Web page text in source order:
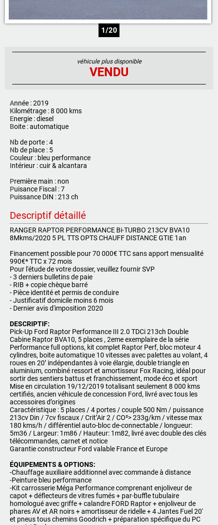
1/20
véhicule plus disponible
VENDU
Année : 2019
Kilométrage : 8 000 kms
Energie : diesel
Boite : automatique
Nb de porte : 4
Nb de place : 5
Couleur : bleu performance
Intérieur : cuir & alcantara
Première main : non
Puisance Fiscal : 7
Puissance DIN : 213 ch
Descriptif détaillé
RANGER RAPTOR PERFORMANCE Bi-TURBO 213CV BVA10
8Mkms/2020 5 PL TTS OPTS CHAUFF DISTANCE GTIE 1an
Financement possible pour 70 000€ TTC sans apport mensualité
990€* TTC x 72 mois
Pour l'étude de votre dossier, veuillez fournir SVP
- 3 derniers bulletins de paie
- RIB + copie chèque barré
- Pièce identité et permis de conduire
- Justificatif domicile moins 6 mois
- Dernier avis d'imposition 2020
DESCRIPTIF:
Pick-Up Ford Raptor Performance III 2.0 TDCi 213ch Double
Cabine Raptor BVA10, 5 places , 2eme exemplaire de la série
Performance full options, kit complet Raptor Perf, bloc moteur 4
cylindres, boite automatique 10 vitesses avec palettes au volant, 4
roues en 20’ indépendantes à voie élargie, double triangle en
aluminium, combiné ressort et amortisseur Fox Racing, idéal pour
sortir des sentiers battus et franchissement, mode éco et sport
Mise en circulation 19/12/2019 totalisant seulement 8 000 kms
certifiés, ancien véhicule de concession Ford, livré avec tous les
accessoires d’origines
Caractéristique : 5 places / 4 portes / couple 500 Nm / puissance
213cv Din / 7cv fiscaux / Crit’Air 2 / CO²> 233g/km / vitesse max
180 kms/h / différentiel auto-bloc de-connectable / longueur:
5m36 / Largeur: 1m86 / Hauteur: 1m82, livré avec double des clés
télécommandes, carnet et notice
Garantie constructeur Ford valable France et Europe
ÉQUIPEMENTS & OPTIONS:
-Chauffage auxiliaire additionnel avec commande à distance
-Peinture bleu performance
-Kit carrosserie Méga Performance comprenant enjoliveur de
capot + déflecteurs de vitres fumés + par-buffle tubulaire
homologué avec griffe + calandre FORD Raptor + enjoliveur de
phares AV et AR noirs + amortisseur de ridelle + 4 Jantes Fuel 20'
et pneus tous chemins Goodrich + préparation spécifique du PC